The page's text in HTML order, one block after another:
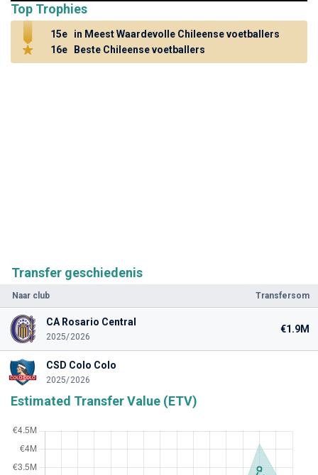
Transfer geschiedenis
Naar club Transfersom
CA Rosario Central
2025/2026
€1.9M
CSD Colo Colo
2025/2026
Estimated Transfer Value (ETV)
Top Trophies
15e
in Meest Waardevolle Chileense voetballers
16e
Beste Chileense voetballers